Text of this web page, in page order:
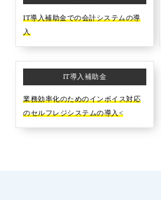
IT導入補助金での会計システムの導
入
IT導入補助金
業務効率化のためのインボイス対応
のセルフレジシステムの導入<